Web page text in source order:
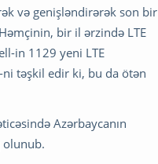
və genişləndirərək son bir
bir il ərzində LTE
in 1129 yeni LTE
ni təşkil edir ki, bu da ötən
Azərbaycanın
olunub.